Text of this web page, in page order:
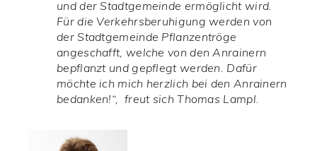
und der Stadtgemeinde ermöglicht wird.
Für die Verkehrsberuhigung werden von
der Stadtgemeinde Pflanzentröge
angeschafft, welche von den Anrainern
bepflanzt und gepflegt werden. Dafür
möchte ich mich herzlich bei den Anrainern
bedanken!“, freut sich Thomas Lampl.